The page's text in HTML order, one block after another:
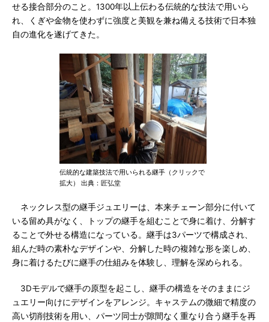
せる接合部分のこと。1300年以上伝わる伝統的な技法で用いら
れ、くぎや金物を使わずに強度と美観を兼ね備える技術で日本独
自の進化を遂げてきた。
伝統的な建築技法で用いられる継手（クリックで
拡大） 出典：匠弘堂
ネックレス型の継手ジュエリーは、本来チェーン部分に付いて
いる留め具がなく、トップの継手を組むことで身に着け、分解す
ることで外せる構造になっている。継手は3パーツで構成され、
組んだ時の素朴なデザインや、分解した時の複雑な形を楽しめ、
身に着けるたびに継手の仕組みを体験し、理解を深められる。
3Dモデルで継手の原型を起こし、継手の構造をそのままにジ
ュエリー向けにデザインをアレンジ。キャステムの微細で精度の
高い切削技術を用い、パーツ同士が隙間なく重なり合う継手を再